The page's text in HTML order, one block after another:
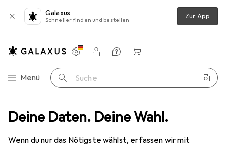
Deine Daten. Deine Wahl.
Wenn du nur das Nötigste wählst, erfassen wir mit
Galaxus
Schneller finden und bestellen Zur App
Navigation nach Kategorien
Menü Suche
Einstellungen
Kundenkonto
Vergleichslisten
Merklisten
Warenkorb
Kopfhörerständer K&M Kopfhörerständer 16075 Beige